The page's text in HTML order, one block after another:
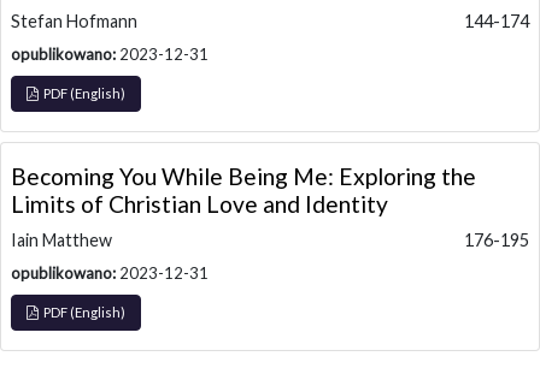
Stefan Hofmann 144-174
opublikowano: 2023-12-31
PDF (English)
Becoming You While Being Me: Exploring the
Limits of Christian Love and Identity
Iain Matthew 176-195
opublikowano: 2023-12-31
PDF (English)